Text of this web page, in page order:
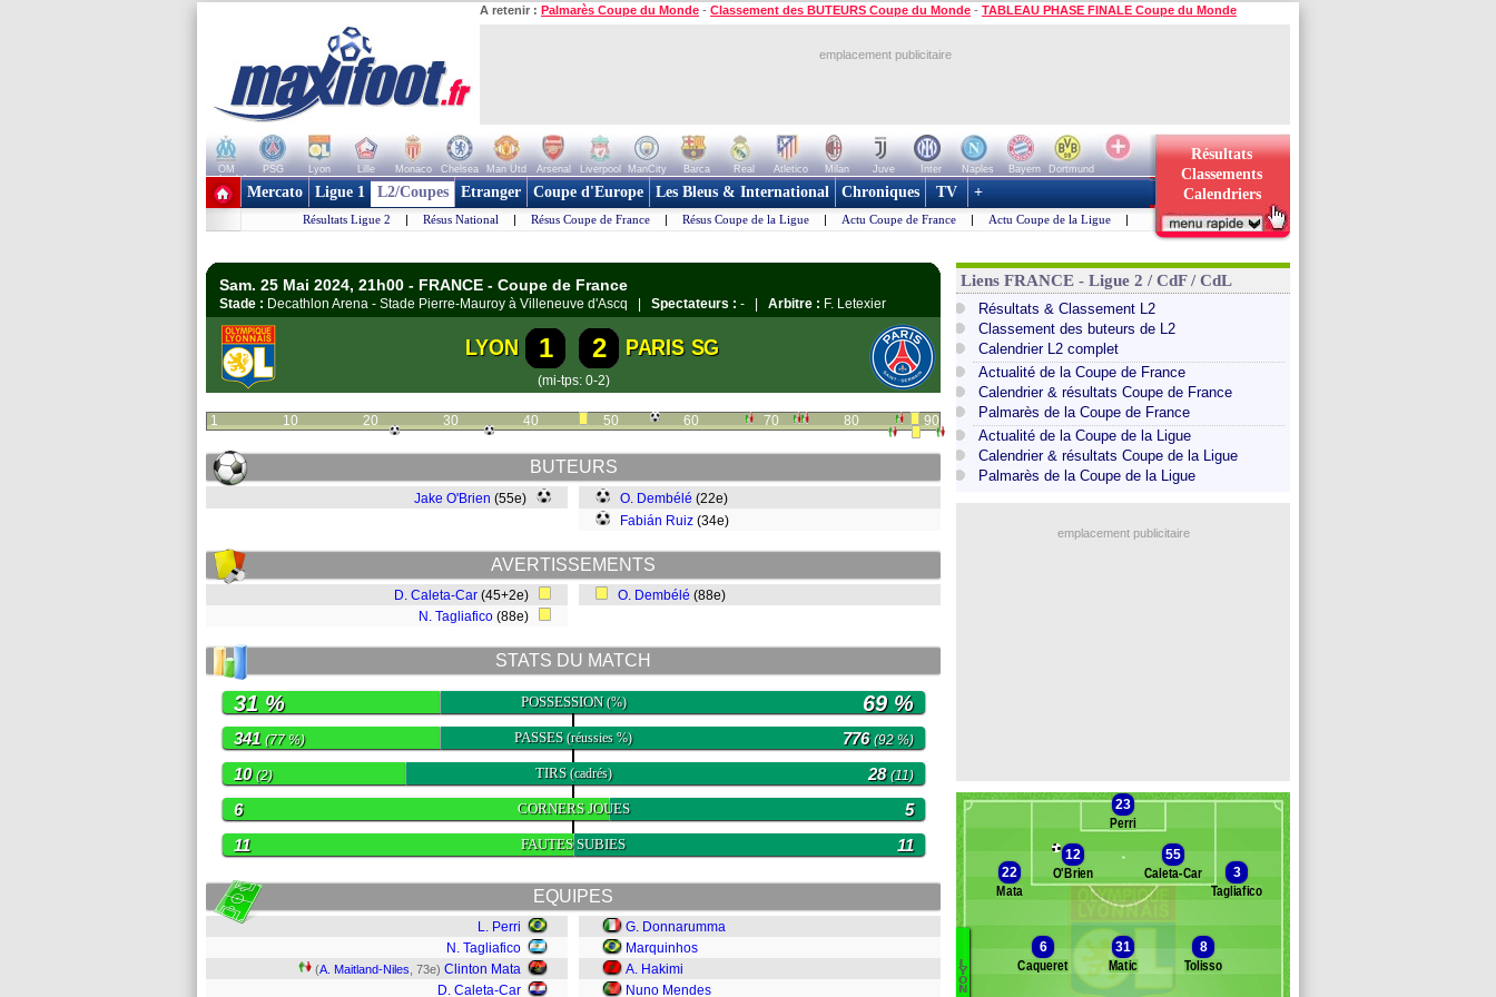
A retenir : Palmarès Coupe du Monde - Classement des BUTEURS Coupe du Monde - TABLEAU PHASE FINALE Coupe du Monde
emplacement publicitaire
OM PSG Lyon Lille Monaco Chelsea Man Utd Arsenal Liverpool ManCity Barca Real Atletico Milan Juve Inter Naples Bayern
Dortmund
+ de clubs
Résultats
Classements
Calendriers
Mercato Ligue 1 L2/Coupes Etranger Coupe d'Europe Les Bleus & International Chroniques TV +
Résultats Ligue 2 | Résus National | Résus Coupe de France | Résus Coupe de la Ligue | Actu Coupe de France | Actu Coupe de la Ligue |
Sam. 25 Mai 2024, 21h00 - FRANCE - Coupe de France
Stade : Decathlon Arena - Stade Pierre-Mauroy à Villeneuve d'Ascq | Spectateurs : - | Arbitre : F. Letexier
LYON 1 2 PARIS SG
(mi-tps: 0-2)
1 10 20 30 40 50 60 70 80 90
BUTEURS
Jake O'Brien (55e) O. Dembélé (22e)
Fabián Ruiz (34e)
AVERTISSEMENTS
D. Caleta-Car (45+2e)
N. Tagliafico (88e)
O. Dembélé (88e)
STATS DU MATCH
POSSESSION(%)
31 % 69 %
PASSES(réussies %)
341 (77 %) 776(92 %)
TIRS(cadrés)
10(2) 28(11)
CORNERS JOUES
6 5
FAUTES SUBIES
11 11
EQUIPES
L. Perri
N. Tagliafico
(A. Maitland-Niles , 73e) Clinton Mata
D. Caleta-Car
G. Donnarumma
Marquinhos
A. Hakimi
Nuno Mendes
Liens FRANCE - Ligue 2 / CdF / CdL
Résultats & Classement L2
Classement des buteurs de L2
Calendrier L2 complet
Actualité de la Coupe de France
Calendrier & résultats Coupe de France
Palmarès de la Coupe de France
Actualité de la Coupe de la Ligue
Calendrier & résultats Coupe de la Ligue
Palmarès de la Coupe de la Ligue
emplacement publicitaire
Banc des remplaçants Lyon
Adryelson
L
Y
O
N
23
Perri
12
O'Brien
55
Caleta-Car
22
Mata
3
Tagliafico
6
Caqueret
31
Matic
8
Tolisso